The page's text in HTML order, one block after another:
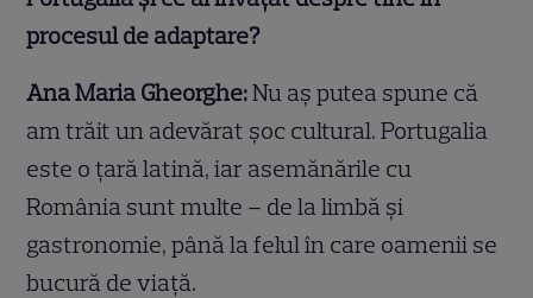
procesul de adaptare?
Ana Maria Gheorghe:Nu aș putea spune că
am trăit un adevărat șoc cultural. Portugalia
este o țară latină, iar asemănările cu
România sunt multe – de la limbă și
gastronomie, până la felul în care oamenii se
bucură de viață.